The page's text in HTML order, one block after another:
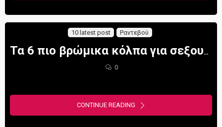
10 latest post Ραντεβού
Τα 6 πιο βρώμικα κόλπα για σεξουαλική ένταση (Casanova’s Playbook)
0
CONTINUE READING